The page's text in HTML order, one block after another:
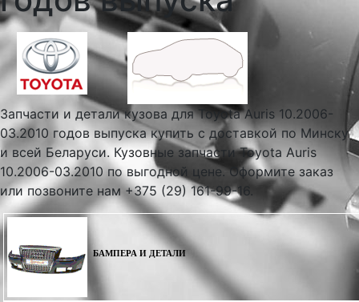
Запчасти и детали кузова для Toyota Auris 10.2006-
03.2010 годов выпуска купить с доставкой по Минску
и всей Беларуси. Кузовные запчасти Toyota Auris
10.2006-03.2010 по выгодной цене. Оформите заказ
или позвоните нам +375 (29) 161-99-16.
БАМПЕРА И ДЕТАЛИ